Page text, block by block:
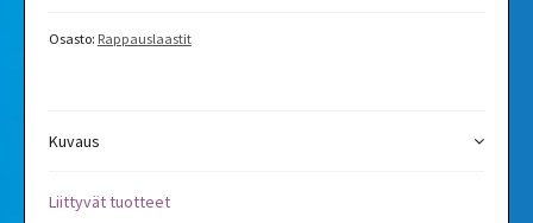
Osasto: Rappauslaastit
Kuvaus
Liittyvät tuotteet